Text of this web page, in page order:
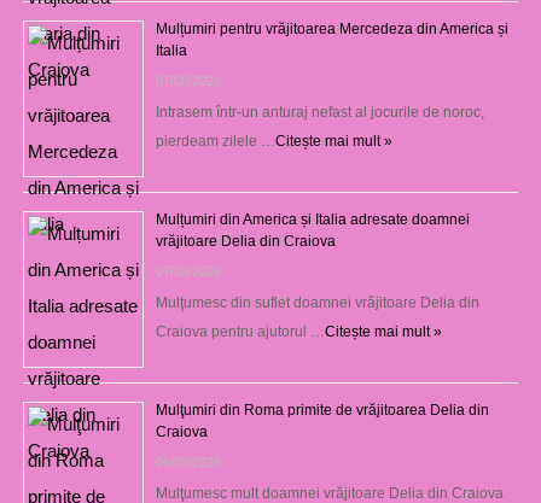
Mulțumiri pentru vrăjitoarea Mercedeza din America și
Italia
07/08/2026
Intrasem într-un anturaj nefast al jocurile de noroc,
pierdeam zilele … Citește mai mult »
Mulțumiri din America și Italia adresate doamnei
vrăjitoare Delia din Craiova
07/08/2026
Mulţumesc din suflet doamnei vrăjitoare Delia din
Craiova pentru ajutorul … Citește mai mult »
Mulţumiri din Roma primite de vrăjitoarea Delia din
Craiova
06/08/2026
Mulţumesc mult doamnei vrăjitoare Delia din Craiova